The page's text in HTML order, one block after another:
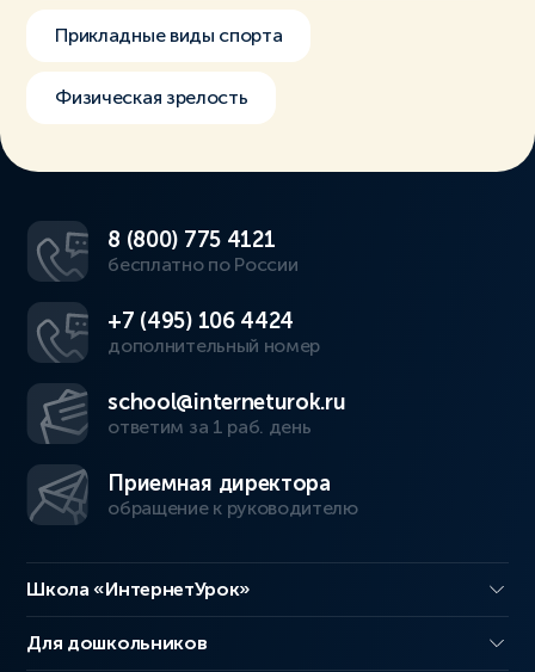
Прикладные виды спорта
Физическая зрелость
8 (800) 775 4121
бесплатно по России
+7 (495) 106 4424
дополнительный номер
school@interneturok.ru
ответим за 1 раб. день
Приемная директора
обращение к руководителю
Школа «ИнтернетУрок»
Для дошкольников